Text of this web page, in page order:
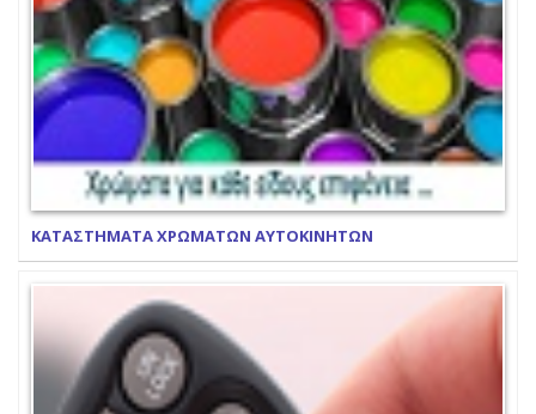
ΚΑΤΑΣΤΗΜΑΤΑ ΧΡΩΜΑΤΩΝ ΑΥΤΟΚΙΝΗΤΩΝ